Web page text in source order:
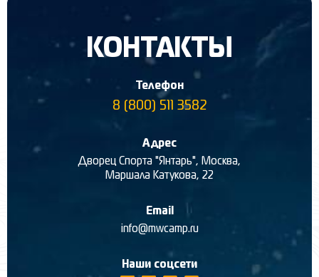
КОНТАКТЫ
Телефон
8 (800) 511 3582
Адрес
Дворец Спорта "Янтарь", Москва,
Маршала Катукова, 22
Email
info@mwcamp.ru
Наши соцсети